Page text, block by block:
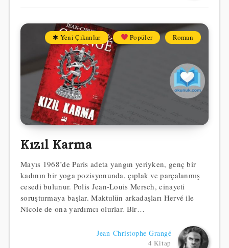
✱ Yeni Çıkanlar Popüler Roman
Kızıl Karma
Mayıs 1968’de Paris adeta yangın yeriyken, genç bir
kadının bir yoga pozisyonunda, çıplak ve parçalanmış
cesedi bulunur. Polis Jean-Louis Mersch, cinayeti
soruşturmaya başlar. Maktulün arkadaşları Hervé ile
Nicole de ona yardımcı olurlar. Bir…
Jean-Christophe Grangé
4 Kitap